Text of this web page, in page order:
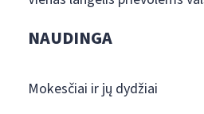
NAUDINGA
Mokesčiai ir jų dydžiai